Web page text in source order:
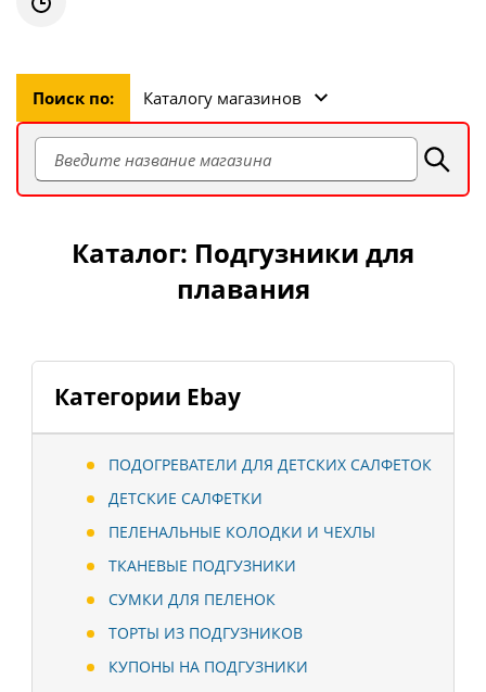
Поиск по: Каталогу магазинов
Категории Ebay
ПОДОГРЕВАТЕЛИ ДЛЯ ДЕТСКИХ САЛФЕТОК
ДЕТСКИЕ САЛФЕТКИ
ПЕЛЕНАЛЬНЫЕ КОЛОДКИ И ЧЕХЛЫ
ТКАНЕВЫЕ ПОДГУЗНИКИ
СУМКИ ДЛЯ ПЕЛЕНОК
ТОРТЫ ИЗ ПОДГУЗНИКОВ
КУПОНЫ НА ПОДГУЗНИКИ
Каталог: Подгузники для
плавания